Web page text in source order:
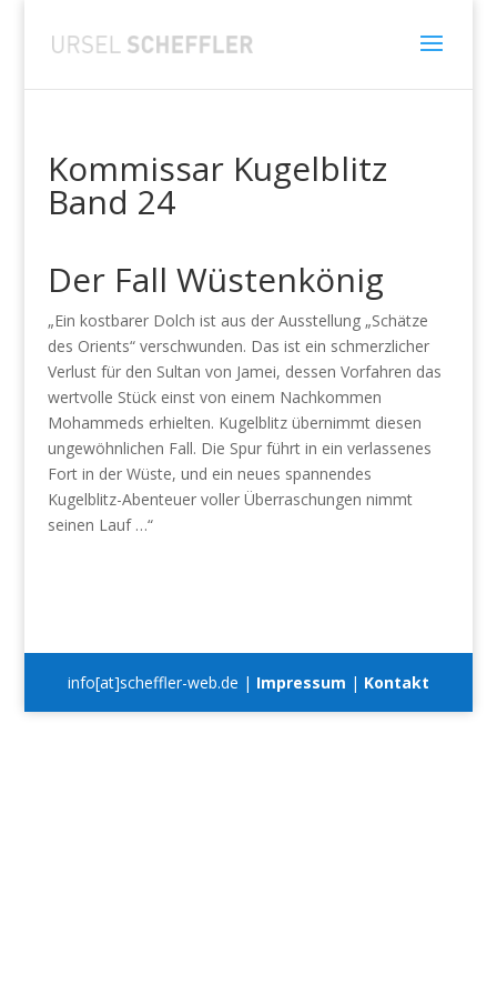
Kommissar Kugelblitz
Band 24
Der Fall Wüstenkönig
„Ein kostbarer Dolch ist aus der Ausstellung „Schätze
des Orients“ verschwunden. Das ist ein schmerzlicher
Verlust für den Sultan von Jamei, dessen Vorfahren das
wertvolle Stück einst von einem Nachkommen
Mohammeds erhielten. Kugelblitz übernimmt diesen
ungewöhnlichen Fall. Die Spur führt in ein verlassenes
Fort in der Wüste, und ein neues spannendes
Kugelblitz-Abenteuer voller Überraschungen nimmt
seinen Lauf …“
info[at]scheffler-web.de | Impressum | Kontakt